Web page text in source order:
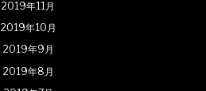
2019年11月
2019年10月
2019年9月
2019年8月